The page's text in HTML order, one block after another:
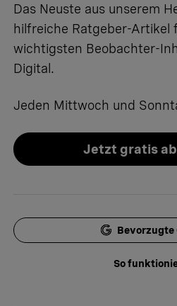
Das Neuste aus unserem
hilfreiche Ratgeber-Artikel
wichtigsten Beobachter-
Digital.
Jeden Mittwoch und
Jetzt gratis
Bevorzugte
So